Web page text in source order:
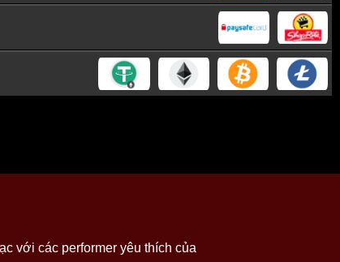
với các performer yêu thích của